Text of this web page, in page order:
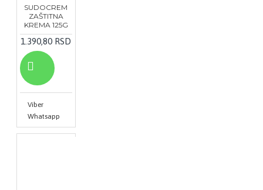
SUDOCREM
ZAŠTITNA
KREMA 125G
1.390,80 RSD
Viber
Whatsapp